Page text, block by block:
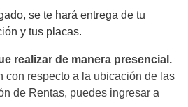
se te hará entrega de tu
y tus placas.
realizar de manera presencial.
con respecto a la ubicación de las
de Rentas, puedes ingresar a